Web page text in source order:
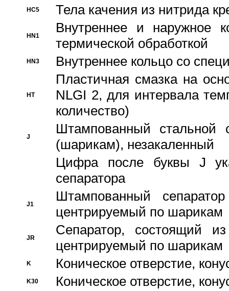
HC5 Тела качения из нитрида
HN1
Bнутреннее и наружное
термической обработкой
HN3 Внутреннее кольцо со
HT
Пластичная смазка на
NLGI 2, для интервала
количество)
J
Штампованный стальной
(шарикам), незакаленный
Цифра после буквы J
сепаратора
J1
Штампованный
центрируемый по шарикам
JR
Сепаратор, состоящий
центрируемый по шарикам
K Коническое отверстие,
K30 Коническое отверстие,